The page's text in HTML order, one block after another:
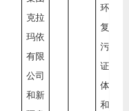
克拉
玛依
有限
公司
和新
环评批
复、排
污许可
证等主
体资格
和技术